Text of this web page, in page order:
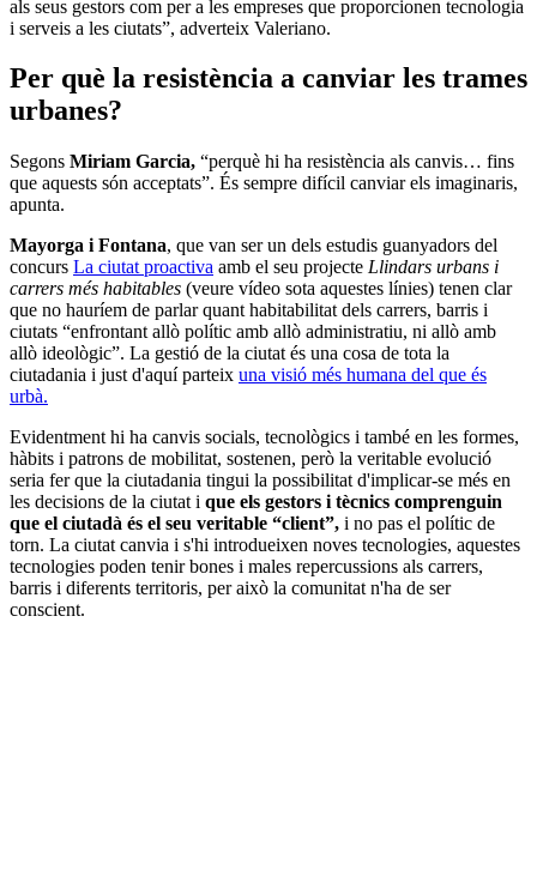
als seus gestors com per a les empreses que proporcionen tecnologia
i serveis a les ciutats”, adverteix Valeriano.
Per què la resistència a canviar les trames
urbanes?
Segons Miriam Garcia, “perquè hi ha resistència als canvis… fins
que aquests són acceptats”. És sempre difícil canviar els imaginaris,
apunta.
Mayorga i Fontana, que van ser un dels estudis guanyadors del
concurs La ciutat proactiva amb el seu projecte Llindars urbans i
carrers més habitables (veure vídeo sota aquestes línies) tenen clar
que no hauríem de parlar quant habitabilitat dels carrers, barris i
ciutats “enfrontant allò polític amb allò administratiu, ni allò amb
allò ideològic”. La gestió de la ciutat és una cosa de tota la
ciutadania i just d'aquí parteix una visió més humana del que és
urbà.
Evidentment hi ha canvis socials, tecnològics i també en les formes,
hàbits i patrons de mobilitat, sostenen, però la veritable evolució
seria fer que la ciutadania tingui la possibilitat d'implicar-se més en
les decisions de la ciutat i que els gestors i tècnics comprenguin
que el ciutadà és el seu veritable “client”, i no pas el polític de
torn. La ciutat canvia i s'hi introdueixen noves tecnologies, aquestes
tecnologies poden tenir bones i males repercussions als carrers,
barris i diferents territoris, per això la comunitat n'ha de ser
conscient.